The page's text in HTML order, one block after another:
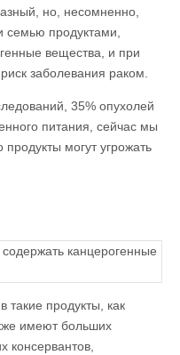
но, несомненно,
семью продуктами,
вещества, и при
заболевания раком.
35% опухолей
питания, сейчас мы
могут угрожать
такие продукты, как
имеют больших
консервантов,